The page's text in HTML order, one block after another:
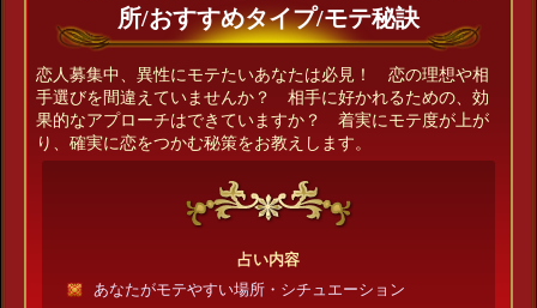
所/おすすめタイプ/モテ秘訣
恋人募集中、異性にモテたいあなたは必見！ 恋の理想や相
手選びを間違えていませんか？ 相手に好かれるための、効
果的なアプローチはできていますか？ 着実にモテ度が上が
り、確実に恋をつかむ秘策をお教えします。
占い内容
あなたがモテやすい場所・シチュエーション